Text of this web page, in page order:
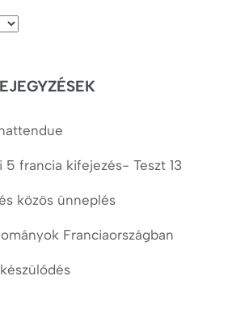
5 francia kifejezés- Teszt 13
közös ünneplés
Franciaországban